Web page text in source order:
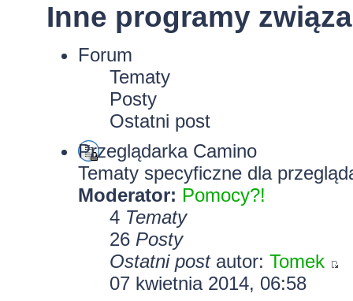
Inne programy
Forum
Tematy
Posty
Ostatni post
Przeglądarka Camino
Tematy specyficzne dla
Moderator: Pomocy?!
4 Tematy
26 Posty
Ostatni postautor: Tomek
07 kwietnia 2014, 06:58